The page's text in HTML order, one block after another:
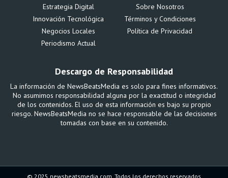
Estrategia Digital
Innovación Tecnológica
Negocios Locales
Periodismo Actual
Sobre Nosotros
Términos y Condiciones
Política de Privacidad
Descargo de Responsabilidad
La información de NewsBeatsMedia es solo para fines informativos.
No asumimos responsabilidad alguna por la exactitud o integridad
de los contenidos. El uso de esta información es bajo su propio
riesgo. NewsBeatsMedia no se hace responsable de las decisiones
tomadas con base en su contenido.
© 2025 newsbeatsmedia.com. Todos los derechos reservados